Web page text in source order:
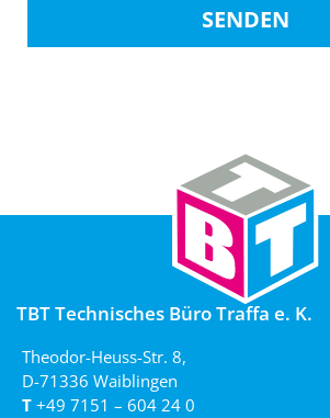
SENDEN
TBT Technisches Büro Traffa e. K.
Theodor-Heuss-Str. 8,
D-71336 Waiblingen
T +49 7151 – 604 24 0